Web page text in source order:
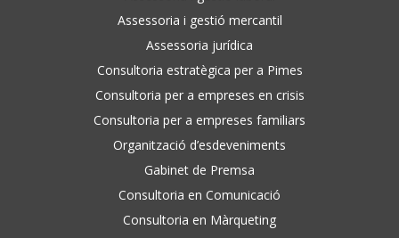
Assessoria i gestió mercantil
Assessoria jurídica
Consultoria estratègica per a Pimes
Consultoria per a empreses en crisis
Consultoria per a empreses familiars
Organització d’esdeveniments
Gabinet de Premsa
Consultoria en Comunicació
Consultoria en Màrqueting